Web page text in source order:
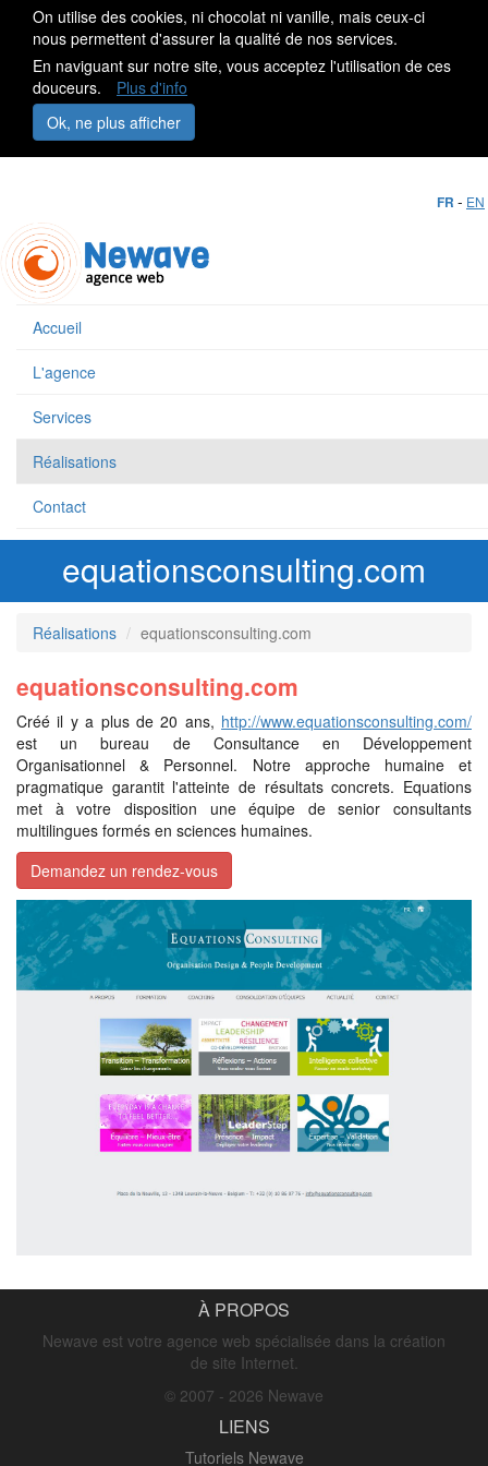
On utilise des cookies, ni chocolat ni vanille, mais ceux-ci
nous permettent d'assurer la qualité de nos services.
En naviguant sur notre site, vous acceptez l'utilisation de ces
douceurs.
Plus d'info
Ok, ne plus afficher
FR - EN
Accueil
L'agence
Services
Réalisations
Contact
equationsconsulting.com
Réalisations equationsconsulting.com
equationsconsulting.com
Créé il y a plus de 20 ans, http://www.equationsconsulting.com/
est un bureau de Consultance en Développement
Organisationnel & Personnel. Notre approche humaine et
pragmatique garantit l'atteinte de résultats concrets. Equations
met à votre disposition une équipe de senior consultants
multilingues formés en sciences humaines.
Demandez un rendez-vous
À PROPOS
Newave est votre agence web spécialisée dans la création
de site Internet.
© 2007 - 2026 Newave
LIENS
Tutoriels Newave